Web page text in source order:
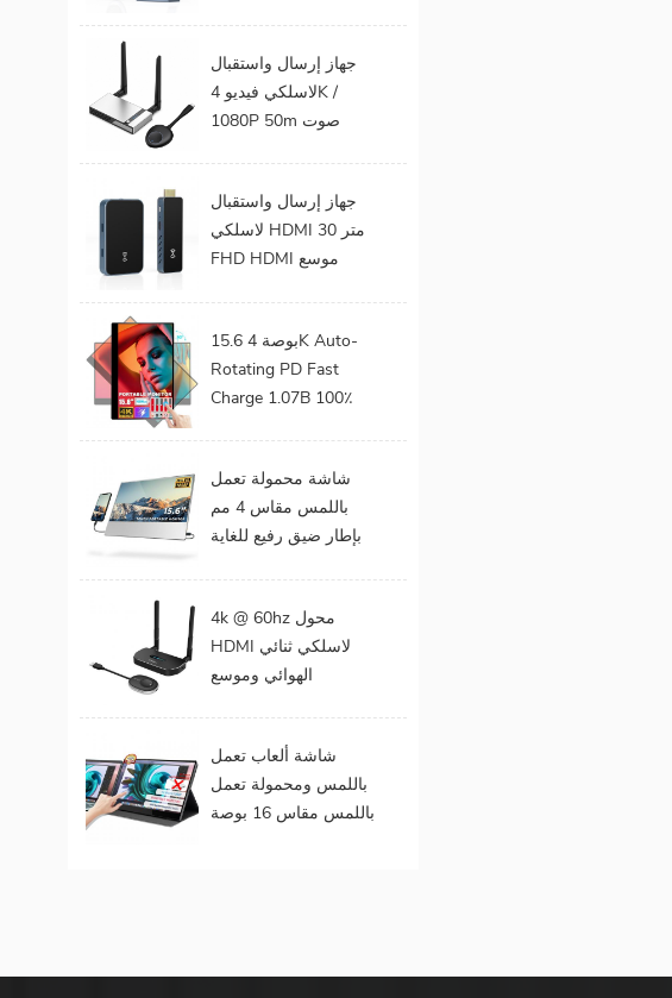
جهاز إرسال واستقبال
HDMI لاسلكي
جهاز إرسال واستقبال
لاسلكي فيديو 4K /
1080P 50m صوت
جهاز إرسال واستقبال
لاسلكي HDMI 30 متر
FHD HDMI موسع
بروجيكتور للألعاب 0
كمون
15.6 بوصة 4K Auto-
Rotating PD Fast
Charge 1.07B 100٪
Portable Monitor
لأجهزة الكمبيوتر
المحمول
شاشة محمولة تعمل
باللمس مقاس 4 مم
بإطار ضيق رفيع للغاية
بكسل
4k @ 60hz محول
HDMI لاسلكي ثنائي
الهوائي وموسع
شاشة ألعاب تعمل
باللمس ومحمولة تعمل
باللمس مقاس 16 بوصة